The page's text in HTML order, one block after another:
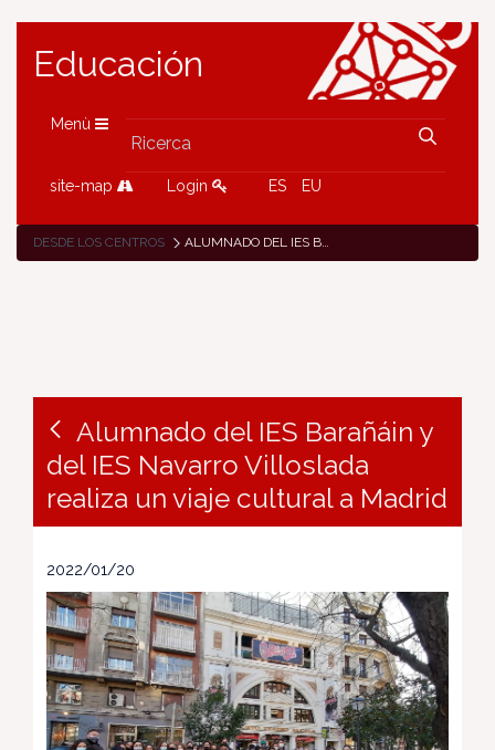
Educación
Menù
site-map Login ES EU
DESDE LOS CENTROS ALUMNADO DEL IES BARAÑÁIN Y DEL IES NAVARRO VILLOSLADA REALIZA UN VIAJE CULTURAL A MADRID
Alumnado del IES Barañáin y
del IES Navarro Villoslada
realiza un viaje cultural a Madrid
2022/01/20